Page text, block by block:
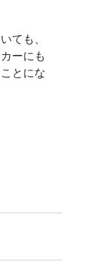
ても、
ーにも
とにな